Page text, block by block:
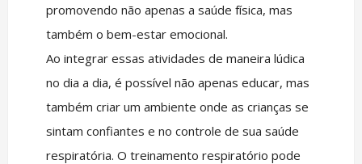
promovendo não apenas a saúde física, mas
também o bem-estar emocional.
Ao integrar essas atividades de maneira lúdica
no dia a dia, é possível não apenas educar, mas
também criar um ambiente onde as crianças se
sintam confiantes e no controle de sua saúde
respiratória. O treinamento respiratório pode